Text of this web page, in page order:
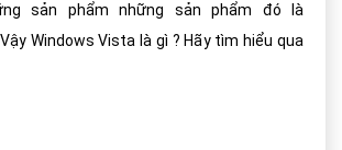
sản phẩm những sản phẩm đó là
Vista là gì ? Hãy tìm hiểu qua